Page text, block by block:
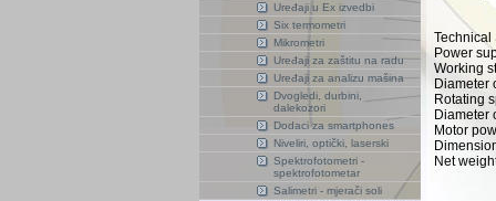
Uređaji u Ex izvedbi
Six termometri
Mikrometri
Uređaji za zaštitu na radu
Uređaji za analizu mašina
Dvogledi, durbini,
dalekozori
Dodaci za smartphones
Niveliri, optički, laserski
Spektrofotometri -
spektrofotometar
Salimetri - mjerači soli
Technical
Power
Working
Diameter
Rotating
Diameter
Motor
Net